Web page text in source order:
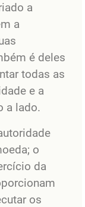
a
a
é deles
todas as
e a
a lado.
o
da
os